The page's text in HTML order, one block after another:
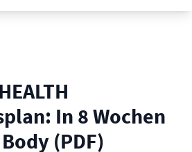
In 8 Wochen
(PDF)